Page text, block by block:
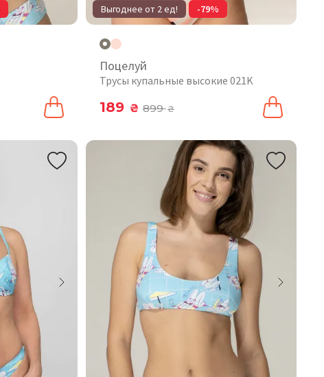
Выгоднее от 2 ед! -79%
Поцелуй
Трусы купальные высокие 021K
189 ₴ 899₴